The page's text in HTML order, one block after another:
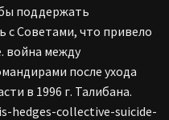
поддержать
с Советами, что привело
война между
после ухода
в 1996 г. Талибана.
hedges-collective-suicide-